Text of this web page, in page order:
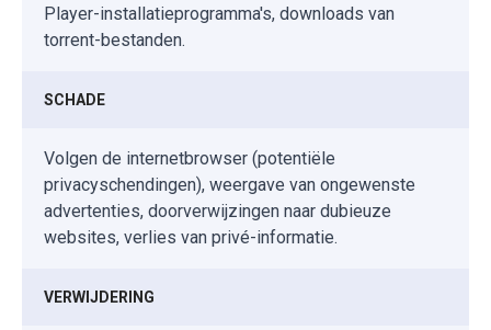
Player-installatieprogramma's, downloads van
torrent-bestanden.
SCHADE
Volgen de internetbrowser (potentiële
privacyschendingen), weergave van ongewenste
advertenties, doorverwijzingen naar dubieuze
websites, verlies van privé-informatie.
VERWIJDERING